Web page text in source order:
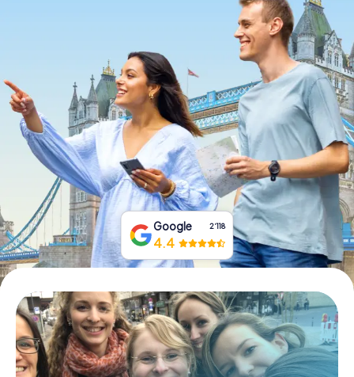
DE
IE
NL
Tickets buchen
Gutscheine bestellen
Google 2‘118
4.4